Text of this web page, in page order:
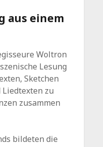
aus einem
Woltron
Lesung
Sketchen
Liedtexten zu
zusammen
bildeten die